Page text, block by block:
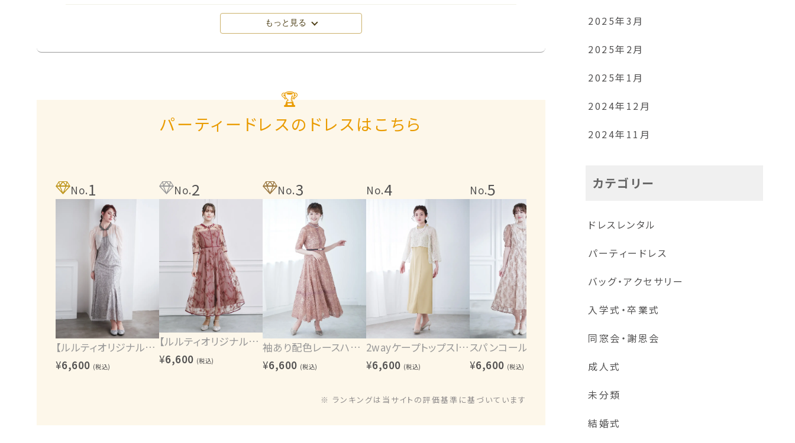
もっと見る
🏆
パーティードレスのドレスはこちら
No.1
【ルルティオリジナル】ヴィンテージレース2wayワンピース
¥6,600 (税込)
No.2
【ルルティオリジナル】エンブロイダリーワンピース
¥6,600 (税込)
No.3
袖あり配色レースハシゴ切り替えワンピース
¥6,600 (税込)
No.4
2wayケープトップスIラインワンピース
¥6,600 (税込)
No.5
¥6,600 (税込)
※ ランキングは当サイトの評価基準に基づいています
2025年3月
2025年2月
2025年1月
2024年12月
2024年11月
カテゴリー
ドレスレンタル
パーティードレス
バッグ・アクセサリー
入学式・卒業式
同窓会・謝恩会
成人式
未分類
結婚式